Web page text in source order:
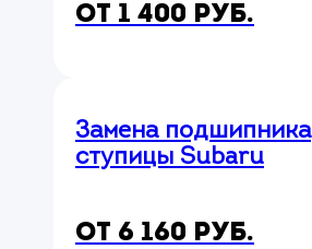
от 1 400 руб.
Замена подшипника
ступицы Subaru
от 6 160 руб.